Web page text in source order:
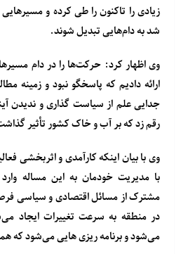
زیادی را تاکنون را طی کرده و
شد به دام‌هایی تبدیل شوند.
وی اظهار کرد: حرکت‌ها را در دام
ارائه دادیم که پاسخگو نبود و زمینه
جدایی علم از سیاست گذاری و ندیدن
رقم زد که بر آب و خاک کشور تأثیر
وی با بیان اینکه کارآمدی و اثربخشی
با مدیریت خودمان به این مساله
مشترک از مسائل اقتصادی و سیاسی
در منطقه به سرعت تغییرات ایجاد
می‌شود و برنامه ریزی هایی می‌شود که همه